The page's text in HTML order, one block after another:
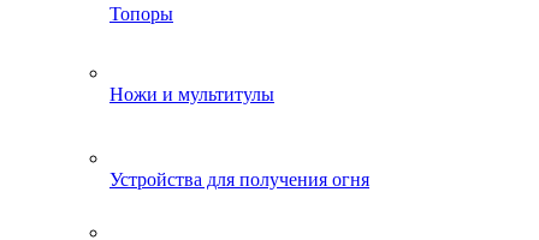
Топоры
Ножи и мультитулы
Устройства для получения огня